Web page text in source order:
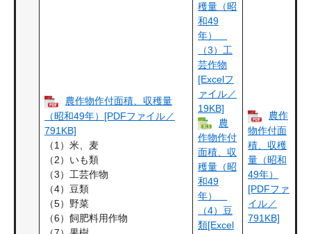
農作物作付面積、収穫量
（昭和49年）[PDFファイル／
791KB]
（1）米、麦
（2）いも類
（3）工芸作物
（4）豆類
（5）野菜
（6）飼肥料用作物
穫量（昭
和49
年）
（3）工
芸作物
[Excelフ
ァイル／
19KB]
農
作物作付
面積、収
穫量（昭
和49
年）
（4）豆
類[Excel
農作
物作付面
積、収穫
量（昭和
49年）
[PDFファ
イル／
791KB]